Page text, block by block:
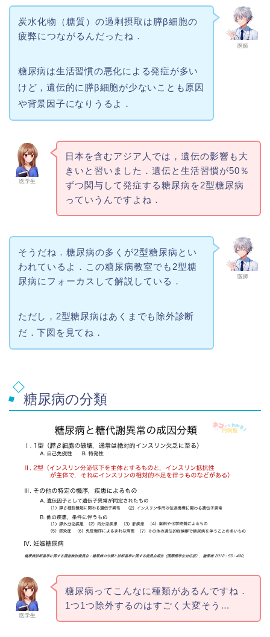
医師
炭水化物（糖質）の過剰摂取は膵β細胞の
疲弊につながるんだったね．
糖尿病は生活習慣の悪化による発症が多い
けど，遺伝的に膵β細胞が少ないことも原因
や背景因子になりうるよ．
医学生
日本を含むアジア人では，遺伝の影響も大
きいと習いました．遺伝と生活習慣が50％
ずつ関与して発症する糖尿病を2型糖尿病
っていうんですよね．
医師
そうだね．糖尿病の多くが2型糖尿病とい
われているよ．この糖尿病教室でも2型糖
尿病にフォーカスして解説している．
ただし，2型糖尿病はあくまでも除外診断
だ．下図を見てね．
糖尿病の分類
医学生
糖尿病ってこんなに種類があるんですね．
1つ1つ除外するのはすごく大変そう…